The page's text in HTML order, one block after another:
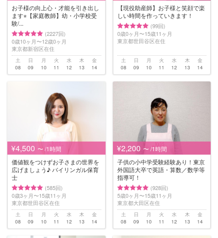
お子様の向上心・才能を引き出し
ます⭐︎【家庭教師】幼・小学校受
験/...
(2227回)
0歳10ヶ月〜12歳0ヶ月
東京都新宿区在住
土
08
日
09
月
10
火
11
水
12
木
13
金
14
【現役助産師】お子様と笑顔で楽
しい時間を作っていきます！
(99回)
0歳0ヶ月〜15歳11ヶ月
東京都世田谷区在住
土
08
日
09
月
10
火
11
水
12
木
13
金
14
¥4,500 〜 /1時間
価値観をつけずお子さまの世界を
広げましょう♪ バイリンガル保育
士
(585回)
0歳3ヶ月〜15歳11ヶ月
東京都世田谷区在住
土
08
日
09
月
10
火
11
水
12
木
13
金
14
¥2,200 〜 /1時間
子供の小中学受験経験あり！東京
外国語大卒で英語・算数／数学等
指導可！
(928回)
5歳0ヶ月〜15歳11ヶ月
東京都大田区在住
土
08
日
09
月
10
火
11
水
12
木
13
金
14